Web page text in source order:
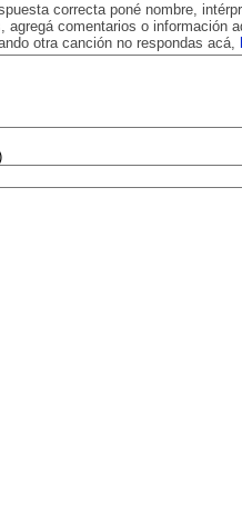
correcta poné nombre,
agregá comentarios o información
otra canción no respondas acá,